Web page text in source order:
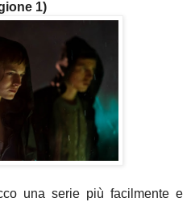
1)
una serie più facilmente e